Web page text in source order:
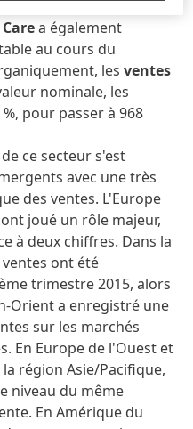
a également
au cours du
les ventes
nominale, les
pour passer à 968
ce secteur s'est
avec une très
des ventes. L'Europe
joué un rôle majeur,
à deux chiffres. Dans la
ventes ont été
trimestre 2015, alors
Orient a enregistré une
sur les marchés
En Europe de l'Ouest et
région Asie/Pacifique,
niveau du même
En Amérique du